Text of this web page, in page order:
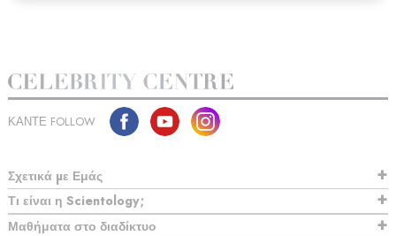
ΚΑΝΤΕ FOLLOW
Σχετικά µε Εμάς
Τι είναι η Scientology;
Μαθήματα στο διαδίκτυο